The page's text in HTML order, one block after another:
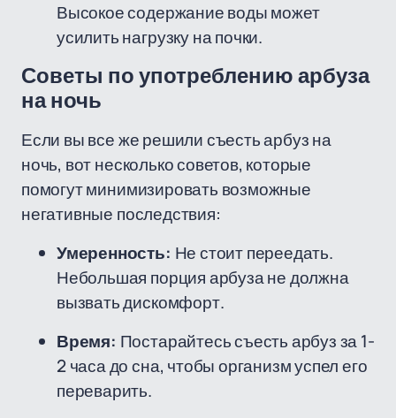
Высокое содержание воды может
усилить нагрузку на почки.
Советы по употреблению арбуза
на ночь
Если вы все же решили съесть арбуз на
ночь, вот несколько советов, которые
помогут минимизировать возможные
негативные последствия:
Умеренность: Не стоит переедать.
Небольшая порция арбуза не должна
вызвать дискомфорт.
Время: Постарайтесь съесть арбуз за 1-
2 часа до сна, чтобы организм успел его
переварить.